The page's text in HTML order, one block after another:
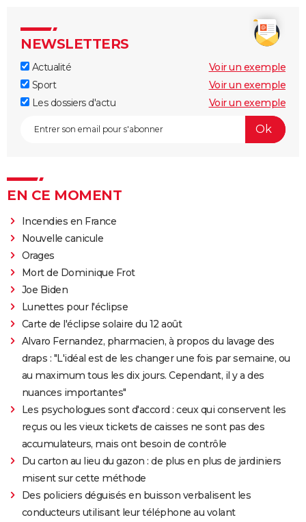
NEWSLETTERS
Actualité
Voir un exemple
Sport
Voir un exemple
Les dossiers d'actu
Voir un exemple
EN CE MOMENT
Incendies en France
Nouvelle canicule
Orages
Mort de Dominique Frot
Joe Biden
Lunettes pour l'éclipse
Carte de l'éclipse solaire du 12 août
Alvaro Fernandez, pharmacien, à propos du lavage des
draps : "L'idéal est de les changer une fois par semaine, ou
au maximum tous les dix jours. Cependant, il y a des
nuances importantes"
Les psychologues sont d'accord : ceux qui conservent les
reçus ou les vieux tickets de caisses ne sont pas des
accumulateurs, mais ont besoin de contrôle
Du carton au lieu du gazon : de plus en plus de jardiniers
misent sur cette méthode
Des policiers déguisés en buisson verbalisent les
conducteurs utilisant leur téléphone au volant